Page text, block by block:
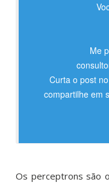
Me
Curta o post
compartilhe em
Os perceptrons são